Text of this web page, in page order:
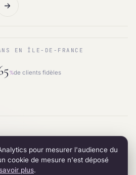
EN ÎLE-DE-FRANCE
%de clients fidèles
· 95200 Sarcelles
RÉSEAU
LinkedIn
pour mesurer l'audience du
cookie de mesure n'est déposé
plus.